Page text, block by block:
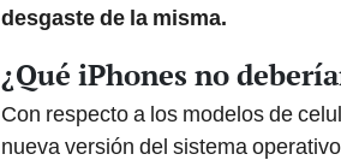
desgaste de la misma.
¿Qué iPhones no
Con respecto a los modelos de
nueva versión del sistema